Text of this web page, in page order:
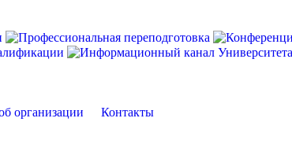
организации
об организации
Контакты